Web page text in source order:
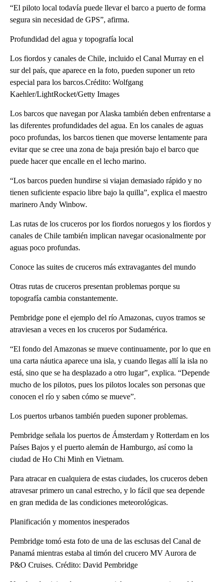
“El piloto local todavía puede llevar el barco a puerto de forma
segura sin necesidad de GPS”, afirma.
Profundidad del agua y topografía local
Los fiordos y canales de Chile, incluido el Canal Murray en el
sur del país, que aparece en la foto, pueden suponer un reto
especial para los barcos.Crédito: Wolfgang
Kaehler/LightRocket/Getty Images
Los barcos que navegan por Alaska también deben enfrentarse a
las diferentes profundidades del agua. En los canales de aguas
poco profundas, los barcos tienen que moverse lentamente para
evitar que se cree una zona de baja presión bajo el barco que
puede hacer que encalle en el lecho marino.
“Los barcos pueden hundirse si viajan demasiado rápido y no
tienen suficiente espacio libre bajo la quilla”, explica el maestro
marinero Andy Winbow.
Las rutas de los cruceros por los fiordos noruegos y los fiordos y
canales de Chile también implican navegar ocasionalmente por
aguas poco profundas.
Conoce las suites de cruceros más extravagantes del mundo
Otras rutas de cruceros presentan problemas porque su
topografía cambia constantemente.
Pembridge pone el ejemplo del río Amazonas, cuyos tramos se
atraviesan a veces en los cruceros por Sudamérica.
“El fondo del Amazonas se mueve continuamente, por lo que en
una carta náutica aparece una isla, y cuando llegas allí la isla no
está, sino que se ha desplazado a otro lugar”, explica. “Depende
mucho de los pilotos, pues los pilotos locales son personas que
conocen el río y saben cómo se mueve”.
Los puertos urbanos también pueden suponer problemas.
Pembridge señala los puertos de Ámsterdam y Rotterdam en los
Países Bajos y el puerto alemán de Hamburgo, así como la
ciudad de Ho Chi Minh en Vietnam.
Para atracar en cualquiera de estas ciudades, los cruceros deben
atravesar primero un canal estrecho, y lo fácil que sea depende
en gran medida de las condiciones meteorológicas.
Planificación y momentos inesperados
Pembridge tomó esta foto de una de las esclusas del Canal de
Panamá mientras estaba al timón del crucero MV Aurora de
P&O Cruises. Crédito: David Pembridge